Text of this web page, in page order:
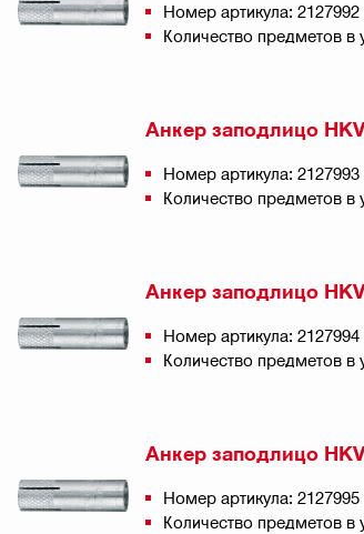
Номер артикула: 2127992
Количество предметов в
Анкер заподлицо
Номер артикула: 2127993
Количество предметов в
Анкер заподлицо
Номер артикула: 2127994
Количество предметов в
Анкер заподлицо
Номер артикула: 2127995
Количество предметов в